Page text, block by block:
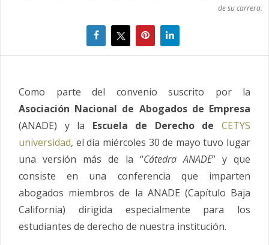
de su carrera.
Como parte del convenio suscrito por la
Asociación Nacional de Abogados de Empresa
(ANADE) y la Escuela de Derecho deCETYS
universidad, el día miércoles 30 de mayo tuvo lugar
una versión más de la “Cátedra ANADE” y que
consiste en una conferencia que imparten
abogados miembros de la ANADE (Capítulo Baja
California) dirigida especialmente para los
estudiantes de derecho de nuestra institución.